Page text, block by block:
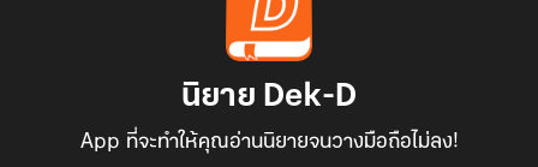
นิยาย Dek-D
App ที่จะทำให้คุณอ่านนิยายจนวางมือถือไม่ลง!